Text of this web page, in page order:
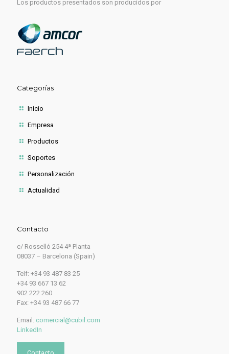
Los productos presentados son producidos por
Categorías
Inicio
Empresa
Productos
Soportes
Personalización
Actualidad
Contacto
c/ Rosselló 254 4ª Planta
08037 – Barcelona (Spain)
Telf: +34 93 487 83 25
+34 93 667 13 62
902 222 260
Fax: +34 93 487 66 77
Email: comercial@cubil.com
LinkedIn